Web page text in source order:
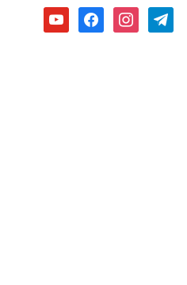
youtubefacebookinstagramtelegram